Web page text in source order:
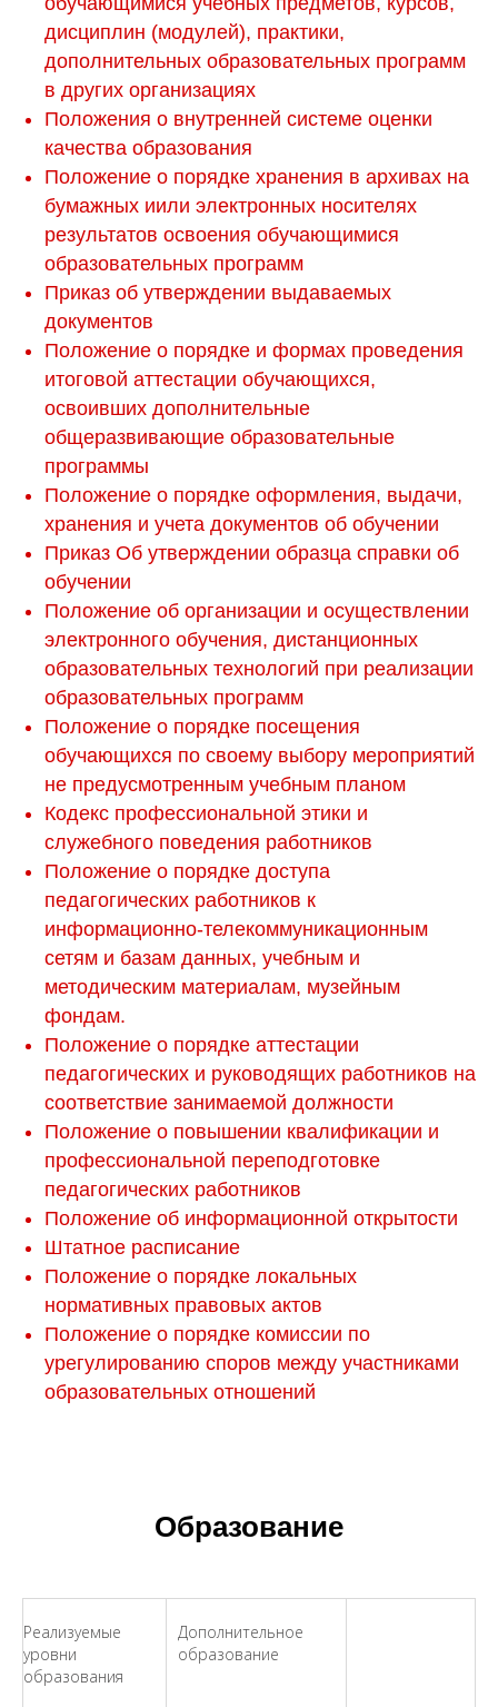
дисциплин (модулей), практики,
дополнительных образовательных программ
в других организациях
Положения о внутренней системе оценки
качества образования
Положение о порядке хранения в архивах на
бумажных иили электронных носителях
результатов освоения обучающимися
образовательных программ
Приказ об утверждении выдаваемых
документов
Положение о порядке и формах проведения
итоговой аттестации обучающихся,
освоивших дополнительные
общеразвивающие образовательные
программы
Положение о порядке оформления, выдачи,
хранения и учета документов об обучении
Приказ Об утверждении образца справки об
обучении
Положение об организации и осуществлении
электронного обучения, дистанционных
образовательных технологий при реализации
образовательных программ
Положение о порядке посещения
обучающихся по своему выбору мероприятий
не предусмотренным учебным планом
Кодекс профессиональной этики и
служебного поведения работников
Положение о порядке доступа
педагогических работников к
информационно-телекоммуникационным
сетям и базам данных, учебным и
методическим материалам, музейным
фондам.
Положение о порядке аттестации
педагогических и руководящих работников на
соответствие занимаемой должности
Положение о повышении квалификации и
профессиональной переподготовке
педагогических работников
Положение об информационной открытости
Штатное расписание
Положение о порядке локальных
нормативных правовых актов
Положение о порядке комиссии по
урегулированию споров между участниками
образовательных отношений
Образование
Реализуемые
уровни
образования
Дополнительное
образование